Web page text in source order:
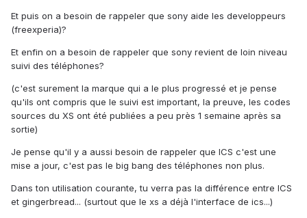
Et puis on a besoin de rappeler que sony aide les developpeurs
(freexperia)?
Et enfin on a besoin de rappeler que sony revient de loin niveau
suivi des téléphones?
(c'est surement la marque qui a le plus progressé et je pense
qu'ils ont compris que le suivi est important, la preuve, les codes
sources du XS ont été publiées a peu près 1 semaine après sa
sortie)
Je pense qu'il y a aussi besoin de rappeler que ICS c'est une
mise a jour, c'est pas le big bang des téléphones non plus.
Dans ton utilisation courante, tu verra pas la différence entre ICS
et gingerbread... (surtout que le xs a déjà l'interface de ics...)